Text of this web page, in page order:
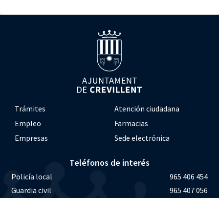
Trámites
Atención ciudadana
Empleo
Farmacias
Empresas
Sede electrónica
Teléfonos de interés
Policía local
965 406 454
Guardia civil
965 407 056